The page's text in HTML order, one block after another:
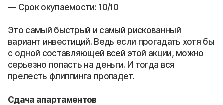
Срок окупаемости: 10/10
Это самый быстрый и самый рискованный
вариант инвестиций. Ведь если прогадать хотя бы
с одной составляющей всей этой акции, можно
серьезно попасть на деньги. И тогда вся
прелесть флиппинга пропадет.
Сдача апартаментов